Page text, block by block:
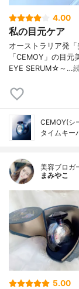
4.00
私の目元ケア
オーストラリア発
「CEMOY」の目
EYE SERUM☆～…
CEMOY(シ
タイムキー
美容ブロガ
まみやこ
5.00